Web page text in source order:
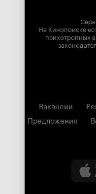
На Кинопоиске
психотропных
Вакансии
Предложения